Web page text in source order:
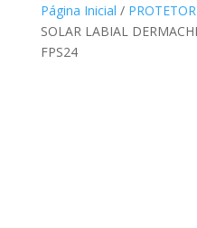
Página Inicial /
SOLAR LABIAL
FPS24